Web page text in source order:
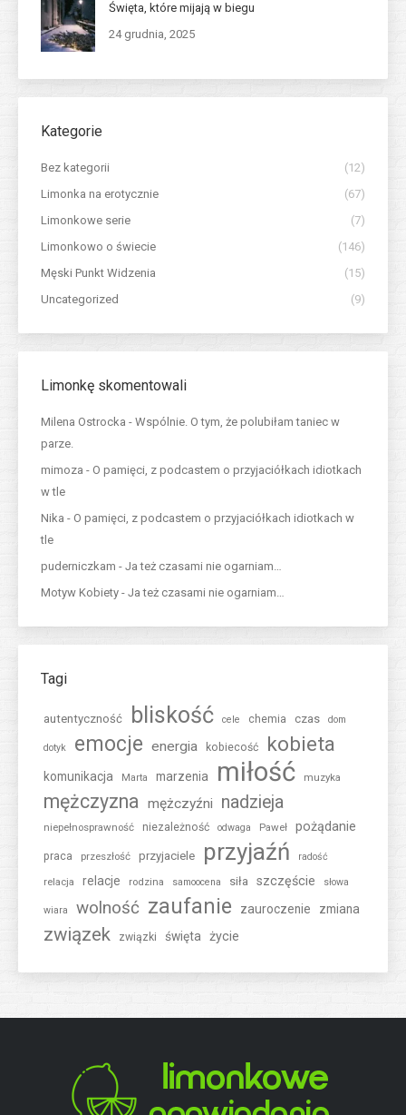
Święta, które mijają w biegu
24 grudnia, 2025
Kategorie
Bez kategorii
(12)
Limonka na erotycznie
(67)
Limonkowe serie
(7)
Limonkowo o świecie
(146)
Męski Punkt Widzenia
(15)
Uncategorized
(9)
Limonkę skomentowali
Milena Ostrocka - Wspólnie. O tym, że polubiłam taniec w
parze.
mimoza - O pamięci, z podcastem o przyjaciółkach idiotkach
w tle
Nika - O pamięci, z podcastem o przyjaciółkach idiotkach w
tle
puderniczkam - Ja też czasami nie ogarniam…
Motyw Kobiety - Ja też czasami nie ogarniam…
Tagi
autentyczność bliskość cele chemia czas dom
dotyk emocje energia kobiecość kobieta
komunikacja Marta marzenia miłość muzyka
mężczyzna mężczyźni nadzieja
niepełnosprawność niezależność odwaga Paweł pożądanie
praca przeszłość przyjaciele przyjaźń radość
relacja relacje rodzina samoocena siła szczęście słowa
wiara wolność zaufanie zauroczenie zmiana
związek związki święta życie